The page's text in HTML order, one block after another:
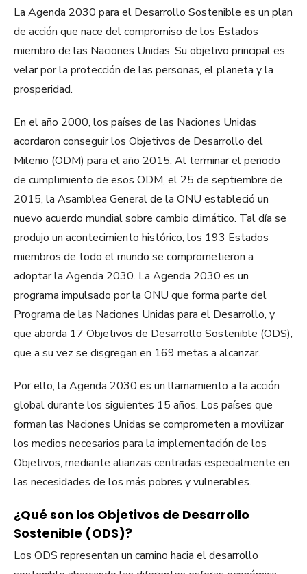
La Agenda 2030 para el Desarrollo Sostenible es un plan
de acción que nace del compromiso de los Estados
miembro de las Naciones Unidas. Su objetivo principal es
velar por la protección de las personas, el planeta y la
prosperidad.
En el año 2000, los países de las Naciones Unidas
acordaron conseguir los Objetivos de Desarrollo del
Milenio (ODM) para el año 2015. Al terminar el periodo
de cumplimiento de esos ODM, el 25 de septiembre de
2015, la Asamblea General de la ONU estableció un
nuevo acuerdo mundial sobre cambio climático. Tal día se
produjo un acontecimiento histórico, los 193 Estados
miembros de todo el mundo se comprometieron a
adoptar la Agenda 2030. La Agenda 2030 es un
programa impulsado por la ONU que forma parte del
Programa de las Naciones Unidas para el Desarrollo, y
que aborda 17 Objetivos de Desarrollo Sostenible (ODS),
que a su vez se disgregan en 169 metas a alcanzar.
Por ello, la Agenda 2030 es un llamamiento a la acción
global durante los siguientes 15 años. Los países que
forman las Naciones Unidas se comprometen a movilizar
los medios necesarios para la implementación de los
Objetivos, mediante alianzas centradas especialmente en
las necesidades de los más pobres y vulnerables.
¿Qué son los Objetivos de Desarrollo
Sostenible (ODS)?
Los ODS representan un camino hacia el desarrollo